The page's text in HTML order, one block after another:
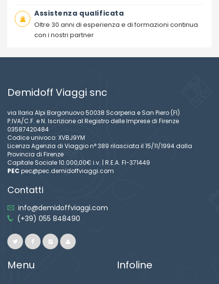
Assistenza qualificata
Oltre 30 anni di esperienza e di formazioni continua
con i nostri partner
Demidoff Viaggi snc
via Ilaria Alpi Borgonuovo 50038 Scarperia e San Piero (FI)
P.IVA/C.F. e N. Iscrizione al Registro delle Imprese di Firenze
03587420484
Codice univoco: XVBJ9YM
Licenza Agenzia di Viaggio n° 389 rilasciata il 15/11/1994 dalla
Provincia di Firenze
Capitale Sociale 10.000,00€ i.v. | R.E.A. FI-371449
PEC pec@pec.demidoffviaggi.com
Contatti
info@demidoffviaggi.com
(+39) 055 848490
Menu Infoline